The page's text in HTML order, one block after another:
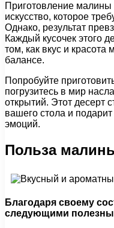
Приготовление
искусство, которое
Однако, результат
Каждый кусочек этого
том, как вкус и красота
балансе.
Попробуйте
погрузитесь в мир
открытий. Этот десерт
вашего стола и
эмоций.
Польза
Благодаря своему
следующими